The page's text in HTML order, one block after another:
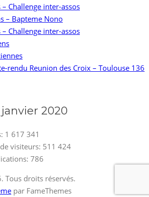
Challenge inter-assos
– Bapteme Nono
Challenge inter-assos
rendu Reunion des Croix – Toulouse 136
2020
1 617 341
visiteurs: 511 424
786
droits réservés.
par FameThemes